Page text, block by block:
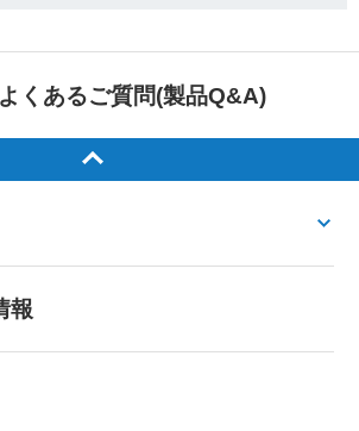
よくあるご質問(製品Q&A)
報